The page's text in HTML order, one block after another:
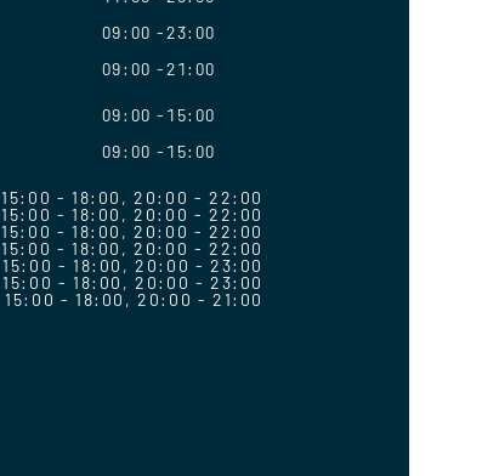
09:00
23:00
09:00 21:00
09:00
15:00
09:00 15:00
15:00 - 18:00, 20:00 - 22:00
15:00 - 18:00, 20:00 - 22:00
15:00 - 18:00, 20:00 - 22:00
15:00 - 18:00, 20:00 - 22:00
15:00 - 18:00, 20:00 - 23:00
15:00 - 18:00, 20:00 - 23:00
15:00 - 18:00, 20:00 - 21:00